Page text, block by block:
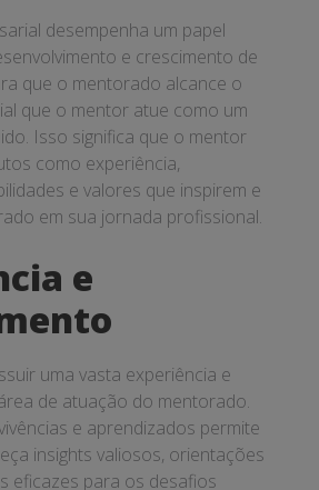
desempenha um papel
e crescimento de
que o mentorado alcance o
que o mentor atue como um
Isso significa que o mentor
como experiência,
e valores que inspirem e
em sua jornada profissional.
e
uma vasta experiência e
de atuação do mentorado.
e aprendizados permite
insights valiosos, orientações
eficazes para os desafios